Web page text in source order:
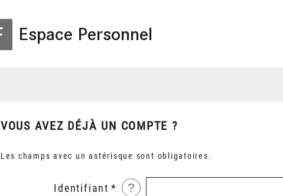
Espace Personnel
VOUS AVEZ DÉJÀ UN COMPTE ?
Les champs avec un astérisque sont obligatoires.
Identifiant ?